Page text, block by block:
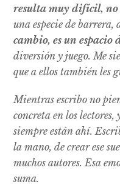
resulta muy difícil, no
una especie de
cambio, es un
diversión y juego. Me
que a ellos también les
Mientras escribo no
concreta en los
siempre están ahí.
la mano, de crear ese
muchos autores. Esa
suma.